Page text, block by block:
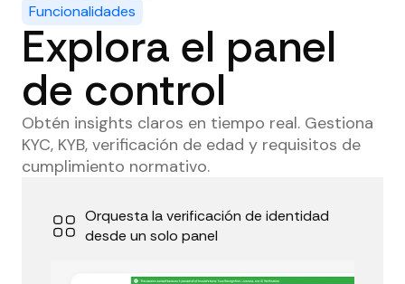
Funcionalidades
Explora el panel
de control
Obtén insights claros en tiempo real. Gestiona
KYC, KYB, verificación de edad y requisitos de
cumplimiento normativo.
Orquesta la verificación de identidad
desde un solo panel